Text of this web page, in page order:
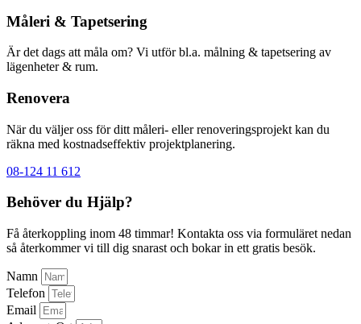
Måleri & Tapetsering
Är det dags att måla om? Vi utför bl.a. målning & tapetsering av
lägenheter & rum.
Renovera
När du väljer oss för ditt måleri- eller renoveringsprojekt kan du
räkna med kostnadseffektiv projektplanering.
08-124 11 612
Behöver du Hjälp?
Få återkoppling inom 48 timmar! Kontakta oss via formuläret nedan
så återkommer vi till dig snarast och bokar in ett gratis besök.
Namn
Telefon
Email